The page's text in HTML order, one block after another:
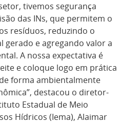
tivemos segurança
das INs, que permitem o
resíduos, reduzindo o
gerado e agregando valor a
A nossa expectativa é
e coloque logo em prática
forma ambientalmente
destacou o diretor-
Estadual de Meio
Hídricos (Iema), Alaimar